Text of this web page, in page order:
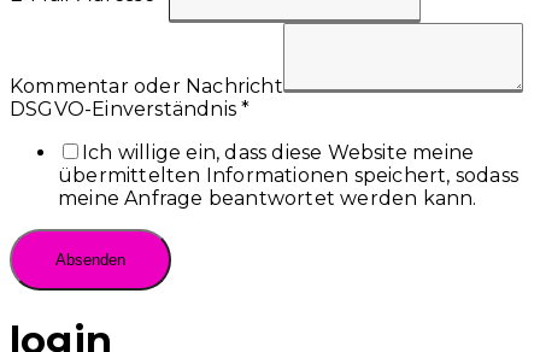
Kommentar oder Nachricht
DSGVO-Einverständnis*
Ich willige ein, dass diese Website meine
übermittelten Informationen speichert, sodass
meine Anfrage beantwortet werden kann.
Absenden
login